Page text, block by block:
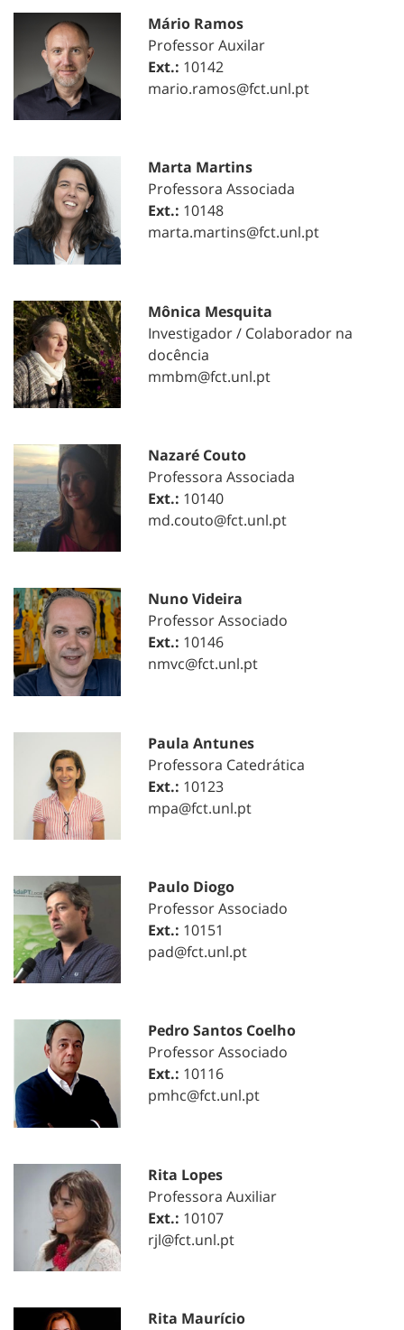
Mário Ramos
Professor Auxilar
Ext.: 10142
mario.ramos@fct.unl.pt
Marta Martins
Professora Associada
Ext.: 10148
marta.martins@fct.unl.pt
Mônica Mesquita
Investigador / Colaborador na
docência
mmbm@fct.unl.pt
Nazaré Couto
Professora Associada
Ext.: 10140
md.couto@fct.unl.pt
Nuno Videira
Professor Associado
Ext.: 10146
nmvc@fct.unl.pt
Paula Antunes
Professora Catedrática
Ext.: 10123
mpa@fct.unl.pt
Paulo Diogo
Professor Associado
Ext.: 10151
pad@fct.unl.pt
Pedro Santos Coelho
Professor Associado
Ext.: 10116
pmhc@fct.unl.pt
Rita Lopes
Professora Auxiliar
Ext.: 10107
rjl@fct.unl.pt
Rita Maurício